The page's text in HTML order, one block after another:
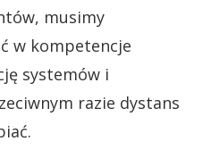
musimy
w kompetencje
systemów i
razie dystans